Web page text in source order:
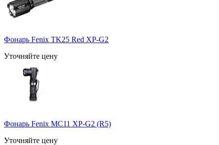
Фонарь Fenix TK25 Red XP-G2
Уточняйте цену
Фонарь Fenix MC11 XP-G2 (R5)
Уточняйте цену